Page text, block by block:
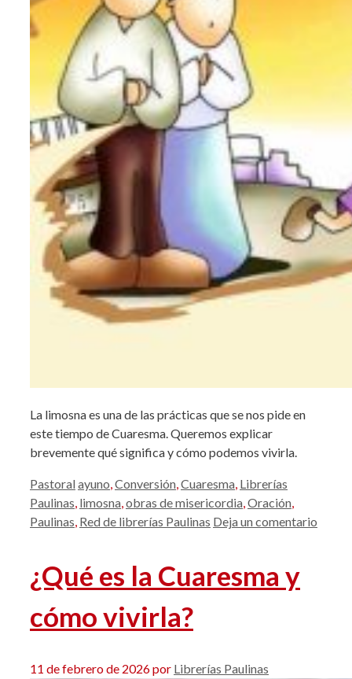
La limosna es una de las prácticas que se nos pide en
este tiempo de Cuaresma. Queremos explicar
brevemente qué significa y cómo podemos vivirla.
Categorías
PastoralEtiquetas
ayuno,Conversión,Cuaresma, Librerías
Paulinas, limosna,obras de misericordia,Oración,
Paulinas, Red de librerías Paulinas Deja un comentario
¿Qué es la Cuaresma y
cómo vivirla?
11 de febrero de 2026por Librerías Paulinas